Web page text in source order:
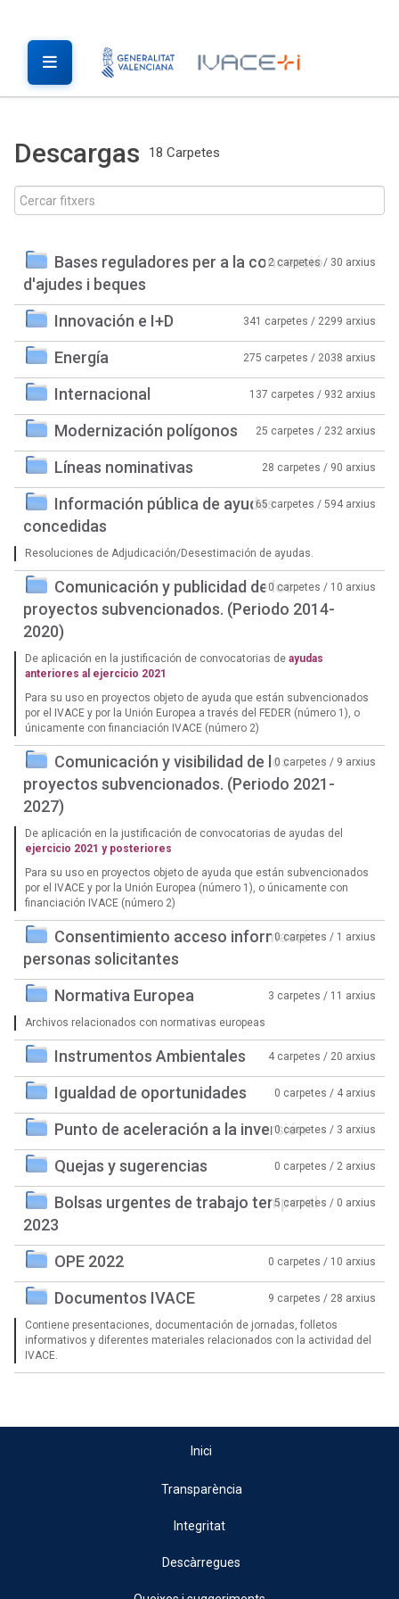
Descargas 18 Carpetes
Bases reguladores per a la concessió
d'ajudes i beques
2 carpetes / 30 arxius
Innovación e I+D 341 carpetes / 2299 arxius
Energía 275 carpetes / 2038 arxius
Internacional 137 carpetes / 932 arxius
Modernización polígonos 25 carpetes / 232 arxius
Líneas nominativas 28 carpetes / 90 arxius
Información pública de ayudas
concedidas
65 carpetes / 594 arxius
Resoluciones de Adjudicación/Desestimación de ayudas.
Comunicación y publicidad de los
proyectos subvencionados. (Periodo 2014-
2020)
0 carpetes / 10 arxius
De aplicación en la justificación de convocatorias de ayudas
anteriores al ejercicio 2021
Para su uso en proyectos objeto de ayuda que están subvencionados
por el IVACE y por la Unión Europea a través del FEDER (número 1), o
únicamente con financiación IVACE (número 2)
Comunicación y visibilidad de los
proyectos subvencionados. (Periodo 2021-
2027)
0 carpetes / 9 arxius
De aplicación en la justificación de convocatorias de ayudas del
ejercicio 2021 y posteriores
Para su uso en proyectos objeto de ayuda que están subvencionados
por el IVACE y por la Unión Europea (número 1), o únicamente con
financiación IVACE (número 2)
Consentimiento acceso información
personas solicitantes
0 carpetes / 1 arxius
Normativa Europea 3 carpetes / 11 arxius
Archivos relacionados con normativas europeas
Instrumentos Ambientales 4 carpetes / 20 arxius
Igualdad de oportunidades 0 carpetes / 4 arxius
Punto de aceleración a la inversión0 carpetes / 3 arxius
Quejas y sugerencias 0 carpetes / 2 arxius
Bolsas urgentes de trabajo temporal
2023
5 carpetes / 0 arxius
OPE 2022 0 carpetes / 10 arxius
Documentos IVACE 9 carpetes / 28 arxius
Contiene presentaciones, documentación de jornadas, folletos
informativos y diferentes materiales relacionados con la actividad del
IVACE.
Inici
Transparència
Integritat
Descàrregues